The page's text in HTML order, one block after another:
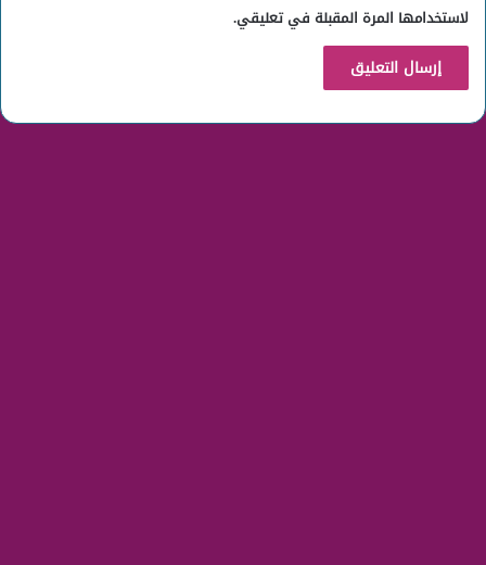
لاستخدامها المرة المقبلة في تعليقي.